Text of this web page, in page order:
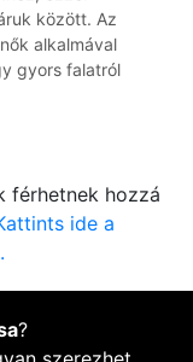
között. Az
alkalmával
gyors falatról
férhetnek hozzá
ide a
?